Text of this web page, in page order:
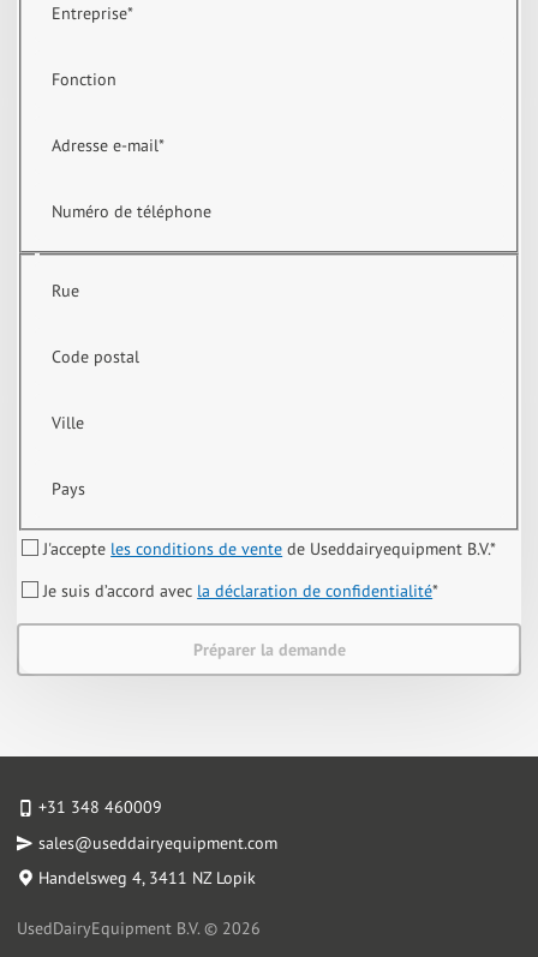
Entreprise*
Fonction
Adresse e-mail*
Numéro de téléphone
Rue
Code postal
Ville
Pays
J'accepte les conditions de vente de Useddairyequipment B.V.*
Je suis d’accord avec la déclaration de confidentialité*
Préparer la demande
+31 348 460009
sales@useddairyequipment.com
Handelsweg 4, 3411 NZ Lopik
UsedDairyEquipment B.V. © 2026